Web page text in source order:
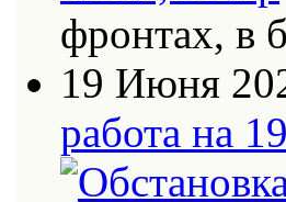
фронтах, в
19 Июня
работа на